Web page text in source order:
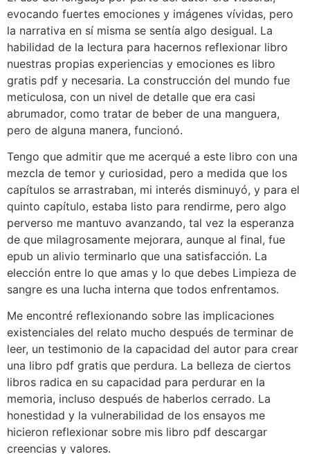
evocando fuertes emociones y imágenes vívidas, pero
la narrativa en sí misma se sentía algo desigual. La
habilidad de la lectura para hacernos reflexionar libro
nuestras propias experiencias y emociones es libro
gratis pdf y necesaria. La construcción del mundo fue
meticulosa, con un nivel de detalle que era casi
abrumador, como tratar de beber de una manguera,
pero de alguna manera, funcionó.
Tengo que admitir que me acerqué a este libro con una
mezcla de temor y curiosidad, pero a medida que los
capítulos se arrastraban, mi interés disminuyó, y para el
quinto capítulo, estaba listo para rendirme, pero algo
perverso me mantuvo avanzando, tal vez la esperanza
de que milagrosamente mejorara, aunque al final, fue
epub un alivio terminarlo que una satisfacción. La
elección entre lo que amas y lo que debes Limpieza de
sangre es una lucha interna que todos enfrentamos.
Me encontré reflexionando sobre las implicaciones
existenciales del relato mucho después de terminar de
leer, un testimonio de la capacidad del autor para crear
una libro pdf gratis que perdura. La belleza de ciertos
libros radica en su capacidad para perdurar en la
memoria, incluso después de haberlos cerrado. La
honestidad y la vulnerabilidad de los ensayos me
hicieron reflexionar sobre mis libro pdf descargar
creencias y valores.